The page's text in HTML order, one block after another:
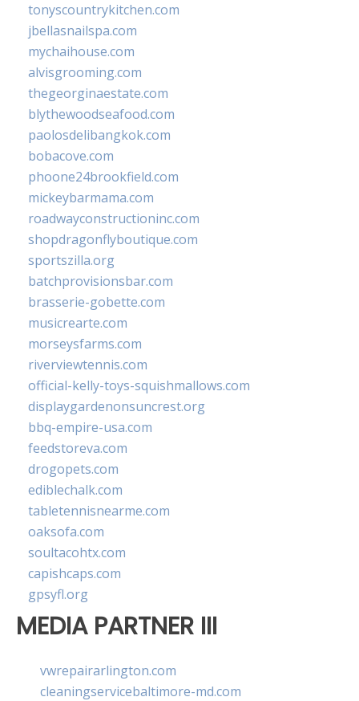
tonyscountrykitchen.com
jbellasnailspa.com
mychaihouse.com
alvisgrooming.com
thegeorginaestate.com
blythewoodseafood.com
paolosdelibangkok.com
bobacove.com
phoone24brookfield.com
mickeybarmama.com
roadwayconstructioninc.com
shopdragonflyboutique.com
sportszilla.org
batchprovisionsbar.com
brasserie-gobette.com
musicrearte.com
morseysfarms.com
riverviewtennis.com
official-kelly-toys-squishmallows.com
displaygardenonsuncrest.org
bbq-empire-usa.com
feedstoreva.com
drogopets.com
ediblechalk.com
tabletennisnearme.com
oaksofa.com
soultacohtx.com
capishcaps.com
gpsyfl.org
MEDIA PARTNER III
vwrepairarlington.com
cleaningservicebaltimore-md.com